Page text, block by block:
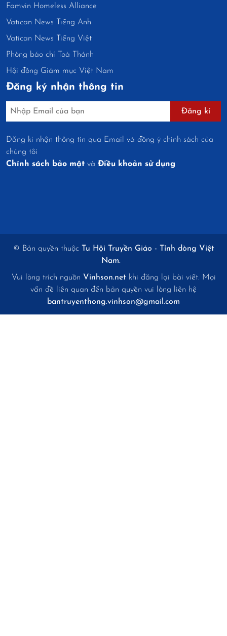
Famvin Homeless Alliance
Vatican News Tiếng Anh
Vatican News Tiếng Việt
Phòng báo chí Toà Thánh
Hội đồng Giám mục Việt Nam
Đăng ký nhận thông tin
Đăng kí
Đăng kí nhận thông tin qua Email và đồng ý chính sách của
chúng tôi
Chính sách bảo mật và Điều khoản sử dụng
© Bản quyền thuộc
Tu Hội Truyền Giáo - Tỉnh dòng Việt
Nam.
Vui lòng trích nguồn Vinhson.net khi đăng lại bài viết. Mọi
vấn đề liên quan đến bản quyền vui lòng liên hệ
bantruyenthong.vinhson@gmail.com